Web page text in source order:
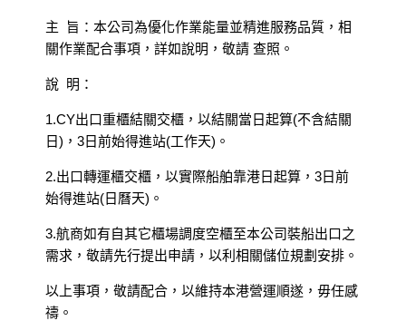
主 旨：本公司為優化作業能量並精進服務品質，相
關作業配合事項，詳如說明，敬請 查照。
說 明：
1.CY出口重櫃結關交櫃，以結關當日起算(不含結關
日)，3日前始得進站(工作天)。
2.出口轉運櫃交櫃，以實際船舶靠港日起算，3日前
始得進站(日曆天)。
3.航商如有自其它櫃場調度空櫃至本公司裝船出口之
需求，敬請先行提出申請，以利相關儲位規劃安排。
以上事項，敬請配合，以維持本港營運順遂，毋任感
禱。